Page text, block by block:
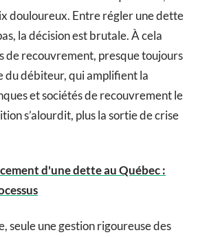
douloureux. Entre régler une dette
la décision est brutale. À cela
de recouvrement, presque toujours
du débiteur, qui amplifient la
et sociétés de recouvrement le
s’alourdit, plus la sortie de crise
d'une dette au Québec :
seule une gestion rigoureuse des